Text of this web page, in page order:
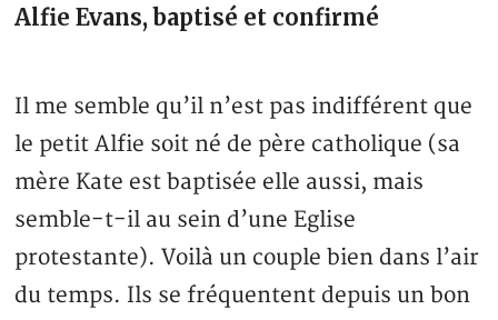
Alfie Evans, baptisé et confirmé
Il me semble qu’il n’est pas indifférent que
le petit Alfie soit né de père catholique (sa
mère Kate est baptisée elle aussi, mais
semble-t-il au sein d’une Eglise
protestante). Voilà un couple bien dans l’air
du temps. Ils se fréquentent depuis un bon